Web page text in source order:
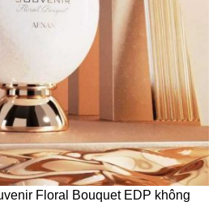
Floral Bouquet EDP không